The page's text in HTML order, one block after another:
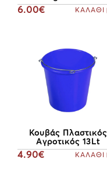
6.00€ ΚΑΛΑΘΙ
Κουβάς Πλαστικός
Αγροτικός 13Lt
4.90€ ΚΑΛΑΘΙ